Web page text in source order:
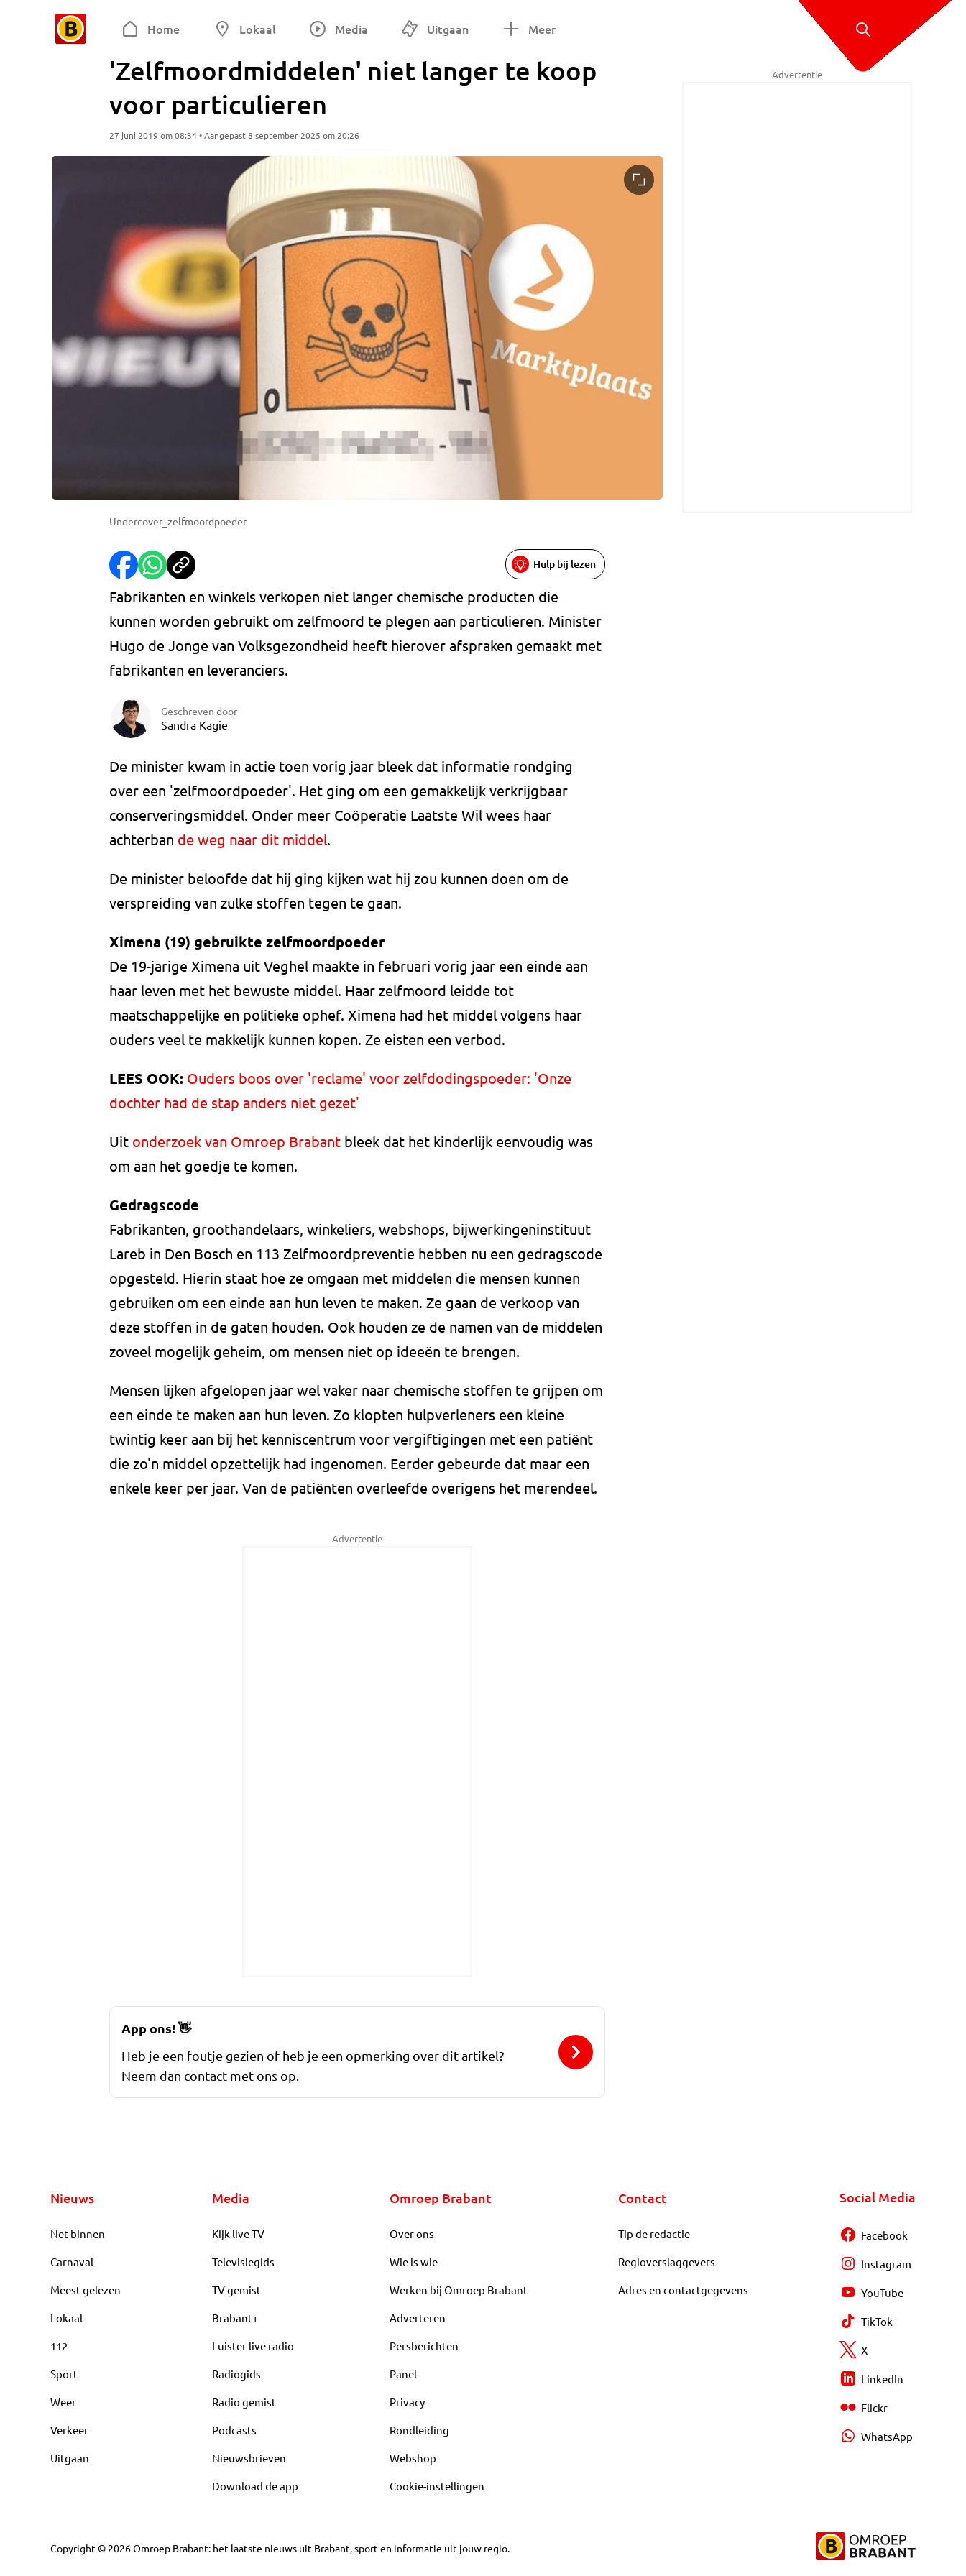
Home Lokaal Media Uitgaan Meer
'Zelfmoordmiddelen' niet langer te koop
voor particulieren
27 juni 2019 om 08:34 • Aangepast 8 september 2025 om 20:26
Undercover_zelfmoordpoeder
Hulp bij lezen
Fabrikanten en winkels verkopen niet langer chemische producten die
kunnen worden gebruikt om zelfmoord te plegen aan particulieren. Minister
Hugo de Jonge van Volksgezondheid heeft hierover afspraken gemaakt met
fabrikanten en leveranciers.
Geschreven door
Sandra Kagie
De minister kwam in actie toen vorig jaar bleek dat informatie rondging
over een 'zelfmoordpoeder'. Het ging om een gemakkelijk verkrijgbaar
conserveringsmiddel. Onder meer Coöperatie Laatste Wil wees haar
achterban de weg naar dit middel.
De minister beloofde dat hij ging kijken wat hij zou kunnen doen om de
verspreiding van zulke stoffen tegen te gaan.
Ximena (19) gebruikte zelfmoordpoeder
De 19-jarige Ximena uit Veghel maakte in februari vorig jaar een einde aan
haar leven met het bewuste middel. Haar zelfmoord leidde tot
maatschappelijke en politieke ophef. Ximena had het middel volgens haar
ouders veel te makkelijk kunnen kopen. Ze eisten een verbod.
LEES OOK: Ouders boos over 'reclame' voor zelfdodingspoeder: 'Onze
dochter had de stap anders niet gezet'
Uit onderzoek van Omroep Brabant bleek dat het kinderlijk eenvoudig was
om aan het goedje te komen.
Gedragscode
Fabrikanten, groothandelaars, winkeliers, webshops, bijwerkingeninstituut
Lareb in Den Bosch en 113 Zelfmoordpreventie hebben nu een gedragscode
opgesteld. Hierin staat hoe ze omgaan met middelen die mensen kunnen
gebruiken om een einde aan hun leven te maken. Ze gaan de verkoop van
deze stoffen in de gaten houden. Ook houden ze de namen van de middelen
zoveel mogelijk geheim, om mensen niet op ideeën te brengen.
Mensen lijken afgelopen jaar wel vaker naar chemische stoffen te grijpen om
een einde te maken aan hun leven. Zo klopten hulpverleners een kleine
twintig keer aan bij het kenniscentrum voor vergiftigingen met een patiënt
die zo'n middel opzettelijk had ingenomen. Eerder gebeurde dat maar een
enkele keer per jaar. Van de patiënten overleefde overigens het merendeel.
Advertentie
Advertentie
App ons!👋
Heb je een foutje gezien of heb je een opmerking over dit artikel?
Neem dan contact met ons op.
Nieuws
Net binnen
Carnaval
Meest gelezen
Lokaal
112
Sport
Weer
Verkeer
Uitgaan
Media
Kijk live TV
Televisiegids
TV gemist
Brabant+
Luister live radio
Radiogids
Radio gemist
Podcasts
Nieuwsbrieven
Download de app
Omroep Brabant
Over ons
Wie is wie
Werken bij Omroep Brabant
Adverteren
Persberichten
Panel
Privacy
Rondleiding
Webshop
Cookie-instellingen
Contact
Tip de redactie
Regioverslaggevers
Adres en contactgegevens
Social Media
Facebook
Instagram
YouTube
TikTok
X
LinkedIn
Flickr
WhatsApp
Copyright © 2026Omroep Brabant: het laatste nieuws uit Brabant, sport en informatie uit jouw regio.